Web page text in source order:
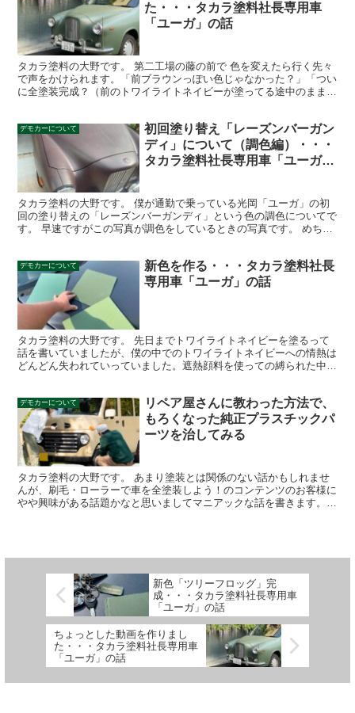
た・・・タカラ塗料社長専用車
「ユーガ」の話
タカラ塗料の大野です。 第二工場の藤の前で 色を変えたら行く先々
で声をかけられます。「前ブラウンっぽい色じゃなかった？」「つい
に全塗装完成？（前のトワイライトネイビーが塗ってる途中のままや
デモカーについて
初回塗り替え「レーズンバーガン
ディ」について（調色編）・・・
タカラ塗料社長専用車「ユーガ」
タカラ塗料の大野です。 僕が通勤で乗っている光岡「ユーガ」の初
回の塗り替えの「レーズンバーガンディ」という色の調色についてで
す。 早速ですがこの写真が調色をしているときの写真です。 めちゃ
デモカーについて
新色を作る・・・タカラ塗料社長
専用車「ユーガ」の話
タカラ塗料の大野です。 先日までトワイライトネイビーを塗るって
話を書いていましたが、僕の中でのトワイライトネイビーへの情熱は
どんどん失われていっていました。遮熱顔料を使っての縛られた中で
デモカーについて
リペア屋さんに教わった方法で、
もろくなった純正プラスチックパ
ーツを治してみる
タカラ塗料の大野です。 あまり塗装とは関係のない話かもしれませ
んが、刷毛・ローラーで車を全塗装しよう！のコンテンツのお客様に
やや興味がある話題かなと思いましてマニアックな話を書きます。
新色「ツリーフロッグ」完
成・・・タカラ塗料社長専用車
「ユーガ」の話
ちょっとした動画を作りまし
た・・・タカラ塗料社長専用車
「ユーガ」の話